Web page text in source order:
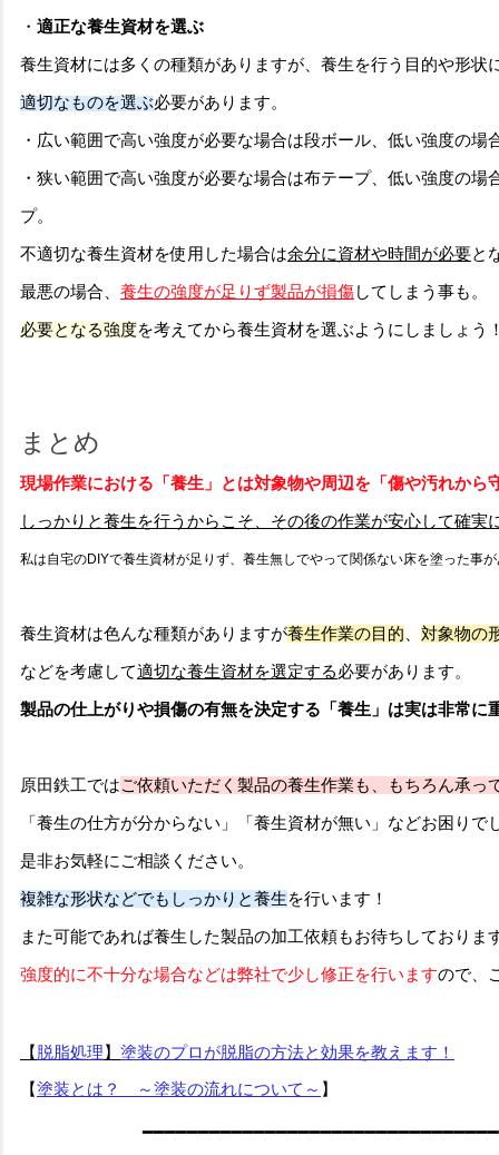
・ 適正な養生資材を選ぶ
養生資材には多くの種類がありますが、養生を行う目的や形状
適切なものを選ぶ必要があります。
・広い範囲で高い強度が必要な場合は段ボール、低い強度の場
・狭い範囲で高い強度が必要な場合は布テープ、低い強度の場
プ。
不適切な養生資材を使用した場合は余分に資材や時間が必要と
最悪の場合、 養生の強度が足りず製品が損傷してしまう事も。
必要となる強度を考えてから養生資材を選ぶようにしましょう
まとめ
現場作業における「養生」とは対象物や周辺を「傷や汚れから
しっかりと養生を行うからこそ、その後の作業が安心して確実
私は自宅のDIYで養生資材が足りず、養生無しでやって関係ない床を塗った事
養生資材は色んな種類がありますが養生作業の目的 対象物の
などを考慮して適切な養生資材を選定する必要があります。
製品の仕上がりや損傷の有無を決定する「養生」は実は非常に
原田鉄工ではご依頼いただく製品の養生作業も、もちろん承っ
「養生の仕方が分からない」「養生資材が無い」などお困りで
是非お気軽にご相談ください。
複雑な形状などでもしっかりと養生を行います！
また可能であれば養生した製品の加工依頼もお待ちしておりま
強度的に不十分な場合などは弊社で少し修正を行いますので、
【 脱脂処理 】 塗装のプロが脱脂の方法と効果を教えます！
【塗装とは？ ～塗装の流れについて～ 】
━━━